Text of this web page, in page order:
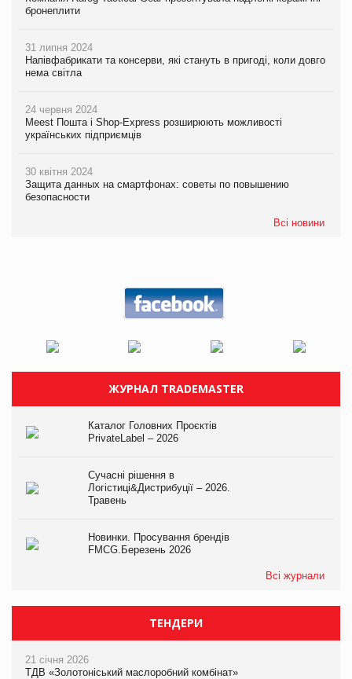
бронеплити
31 липня 2024
Напівфабрикати та консерви, які стануть в пригоді, коли довго
нема світла
24 червня 2024
Meest Пошта і Shop-Express розширюють можливості
українських підприємців
30 квітня 2024
Защита данных на смартфонах: советы по повышению
безопасности
Всі новини
ЖУРНАЛ TRADEMASTER
Каталог Головних Проєктів
PrivateLabel – 2026
Сучасні рішення в
Логістиці&Дистрибуції – 2026.
Травень
Новинки. Просування брендів
FMCG.Березень 2026
Всі журнали
ТЕНДЕРИ
21 січня 2026
ТДВ «Золотоніський маслоробний комбінат»